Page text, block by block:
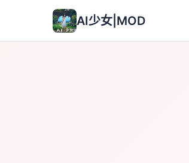
AI少女|MOD